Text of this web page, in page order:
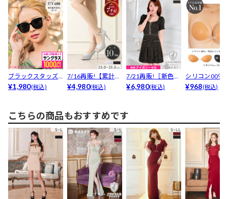
ブラックスタッズ
サングラス
¥1,980(税込)
7/16再販!【累計70
00足販売・安...
¥4,980(税込)
7/21再販!［新色ア
イボリー追加］煌...
¥6,980(税込)
シリコン00％
ン式ヌードブ
¥968(税込)
こちらの商品もおすすめです